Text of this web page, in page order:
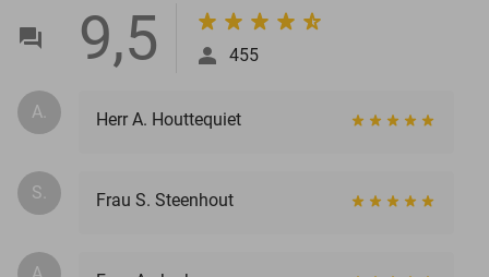
9,5 455
A. Herr A. Houttequiet
S. Frau S. Steenhout